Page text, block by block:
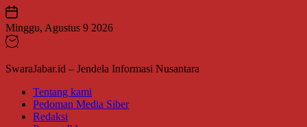
Skip
to
content
Minggu, Agustus 9 2026
SwaraJabar.id – Jendela Informasi Nusantara
Tentang kami
Pedoman Media Siber
Redaksi